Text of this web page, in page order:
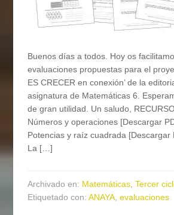
Buenos días a todos. Hoy os
evaluaciones propuestas para el
ES CRECER en conexión’ de la
asignatura de Matemáticas 6.
de gran utilidad. Un saludo,
Números y operaciones [Descargar
Potencias y raíz cuadrada [Descargar
La […]
Archivado en: Matemáticas,Tercer
Etiquetado con:ANAYA,evaluaciones